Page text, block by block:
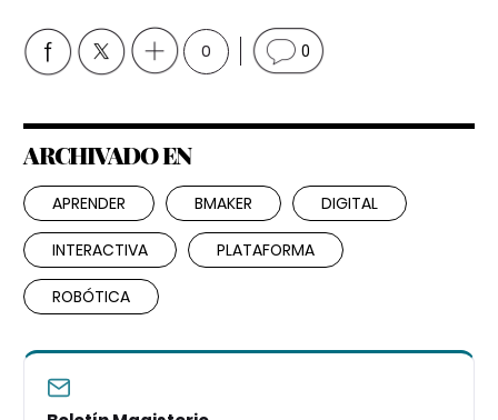
0 0
ARCHIVADO EN
APRENDER BMAKER DIGITAL
INTERACTIVA PLATAFORMA
ROBÓTICA